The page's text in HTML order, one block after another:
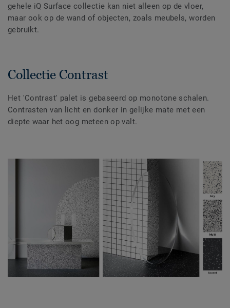
gehele iQ Surface collectie kan niet alleen op de vloer,
maar ook op de wand of objecten, zoals meubels, worden
gebruikt.
Collectie Contrast
Het 'Contrast' palet is gebaseerd op monotone schalen.
Contrasten van licht en donker in gelijke mate met een
diepte waar het oog meteen op valt.